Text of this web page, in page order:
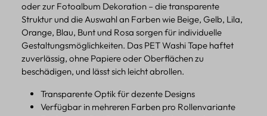
oder zur Fotoalbum Dekoration – die transparente
Struktur und die Auswahl an Farben wie Beige, Gelb, Lila,
Orange, Blau, Bunt und Rosa sorgen für individuelle
Gestaltungsmöglichkeiten. Das PET Washi Tape haftet
zuverlässig, ohne Papiere oder Oberflächen zu
beschädigen, und lässt sich leicht abrollen.
Transparente Optik für dezente Designs
Verfügbar in mehreren Farben pro Rollenvariante